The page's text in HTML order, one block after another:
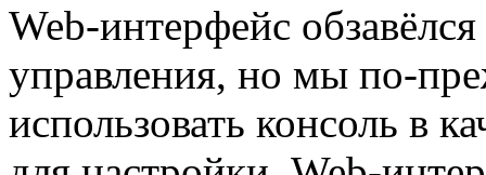
Web-интерфейс
управления, но мы по-
использовать консоль в